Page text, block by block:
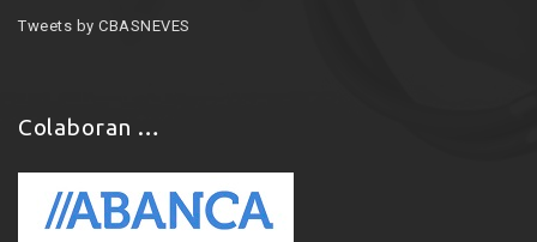
Tweets by CBASNEVES
Colaboran …